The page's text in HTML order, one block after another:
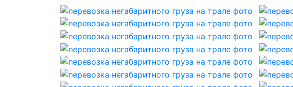
Перевозка валочно пакетирующих машин Архангельск -
Валочно-пакетирующие машины - это
При перевозке валочно-пакетирующих машин на трале
Трал позволяет удерживать машину в стабильном
Вес этих мощных машин может варьироваться от 20 до
безопасность и стабильность в пути.